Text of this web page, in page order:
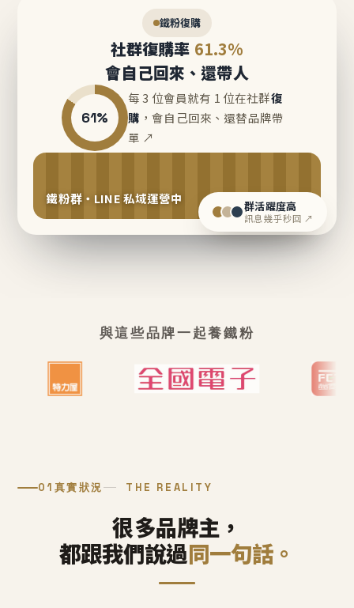
鐵粉復購
社群復購率 61.3%
會自己回來、還帶人
61%
每 3 位會員就有 1 位在社群復
購 ，會自己回來、還替品牌帶
單 ↗
鐵粉群・LINE 私域運營中 群活躍度高
訊息幾乎秒回 ↗
與這些品牌一起養鐵粉
01 真實狀況 THE REALITY
很多品牌主，
都跟我們說過同一句話。